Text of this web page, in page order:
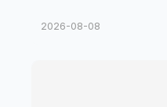
2026-08-08